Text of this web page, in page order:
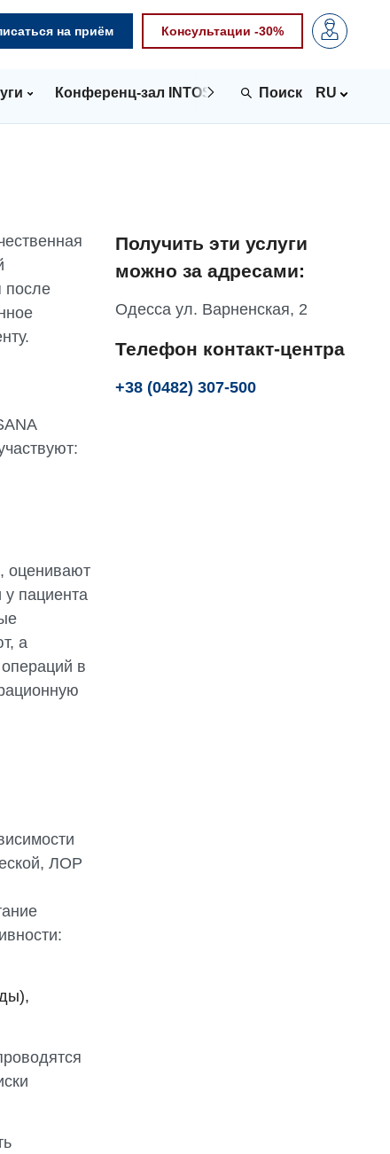
на приём Консультации -30%
Конференц-зал INTOSPACE Контакты
RU
Получить эти услуги
можно за адресами:
Одесса ул. Варненская, 2
Телефон контакт-центра
+38 (0482) 307-500
после
оценивают
пациента
а
в
ЛОР